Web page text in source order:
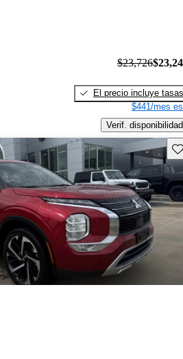
$23,726
El precio incluye tasas
$441/mes
Verif. disponibilidad